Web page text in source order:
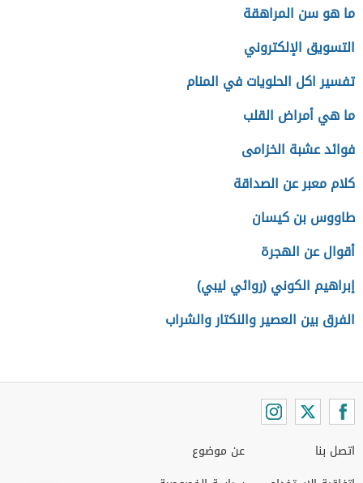
ما هو سن المراهقة
التسويق الإلكتروني
تفسير اكل الحلويات في المنام
ما هي أمراض القلب
فوائد عشبة الخزامى
كلام معبر عن الصداقة
طاووس بن كيسان
أقوال عن الهجرة
إبراهيم الكوني (روائي ليبي)
الفرق بين العصير والنكتار والشراب
اتصل بنا
عن موضوع